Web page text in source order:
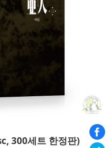
300세트 한정판)